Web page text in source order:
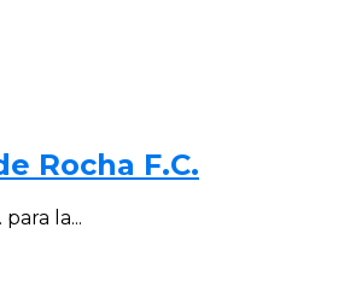
Rocha F.C.
la...